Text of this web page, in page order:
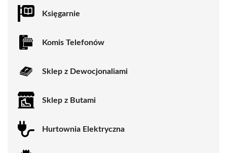
Księgarnie
Komis Telefonów
Sklep z Dewocjonaliami
Sklep z Butami
Hurtownia Elektryczna